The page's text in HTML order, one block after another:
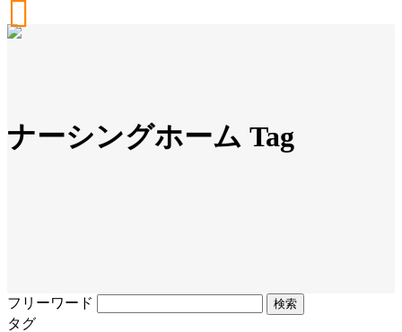
ナーシングホーム Tag
フリーワード
タグ